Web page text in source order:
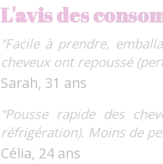
L'avis des
“Facile à prendre,
cheveux ont repoussé
Sarah, 31 ans
“Pousse rapide des
réfrigération). Moins de
Célia, 24 ans